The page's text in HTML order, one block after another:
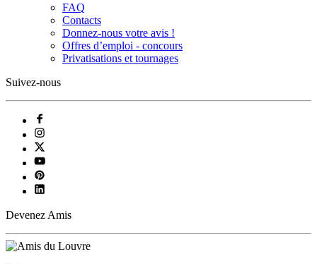
FAQ
Contacts
Donnez-nous votre avis !
Offres d’emploi - concours
Privatisations et tournages
Suivez-nous
Devenez Amis